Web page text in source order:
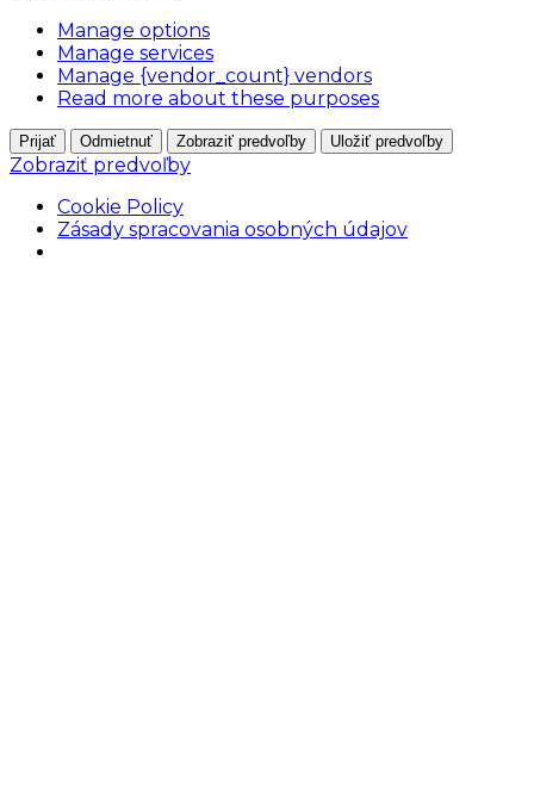
Manage options
Manage services
Manage {vendor_count} vendors
Read more about these purposes
Prijať Odmietnuť Zobraziť predvoľby Uložiť predvoľby
Zobraziť predvoľby
Cookie Policy
Zásady spracovania osobných údajov